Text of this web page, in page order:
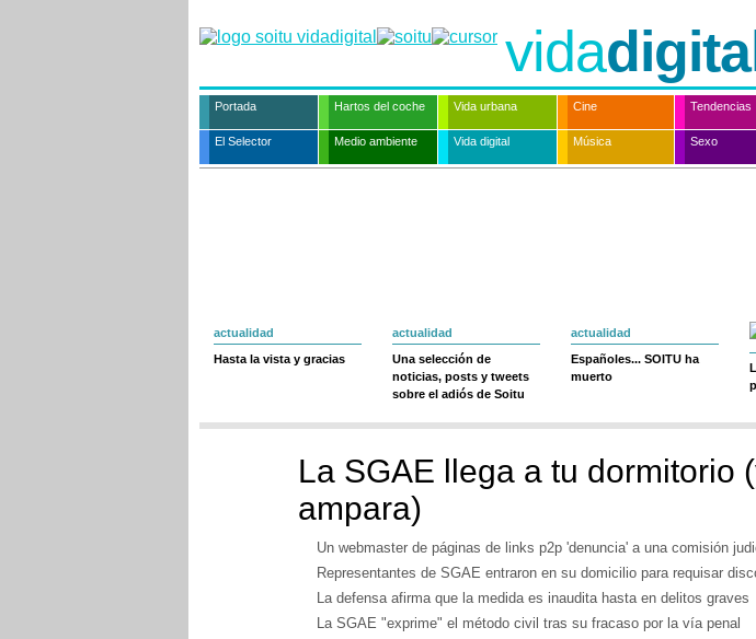
vida
Portada Hartos del coche Vida urbana Cine Tendencias
El Selector Medio ambiente Vida digital Música Sexo
actualidad
Hasta la vista y gracias
actualidad
Una selección de
noticias, posts y tweets
sobre el adiós de Soitu
actualidad
Españoles... SOITU ha
muerto
La SGAE llega a tu dormitorio
ampara)
Un webmaster de páginas de links p2p 'denuncia' a una comisión
Representantes de SGAE entraron en su domicilio para requisar
La defensa afirma que la medida es inaudita hasta en delitos graves
La SGAE "exprime" el método civil tras su fracaso por la vía penal